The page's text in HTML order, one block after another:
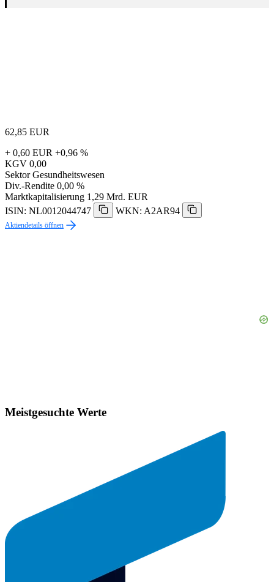
62,85 EUR
+ 0,60 EUR +0,96 %
KGV 0,00
Sektor Gesundheitswesen
Div.-Rendite 0,00 %
Marktkapitalisierung 1,29 Mrd. EUR
ISIN: NL0012044747
WKN: A2AR94
Aktiendetails öffnen
Meistgesuchte Werte